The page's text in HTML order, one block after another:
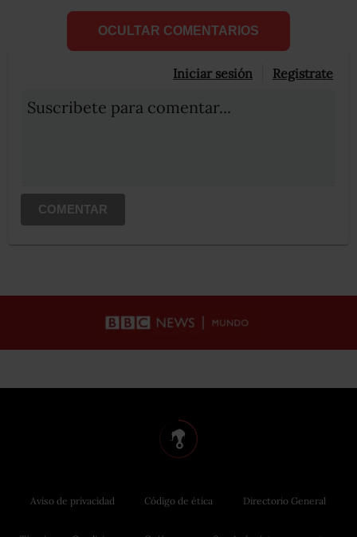
OCULTAR COMENTARIOS
Iniciar sesión Registrate
Suscribete para comentar...
COMENTAR
Aviso de privacidad Código de ética Directorio General